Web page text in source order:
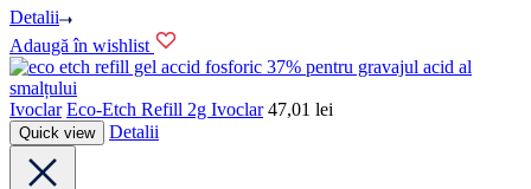
Detalii
Adaugă în wishlist
Ivoclar Eco-Etch Refill 2g Ivoclar 47,01 lei
Quick view Detalii